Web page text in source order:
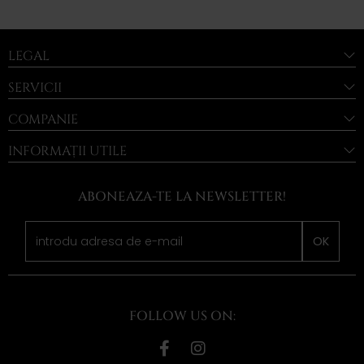
LEGAL
SERVICII
COMPANIE
INFORMAȚII UTILE
ABONEAZA-TE LA NEWSLETTER!
OK
FOLLOW US ON: